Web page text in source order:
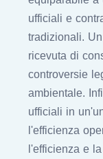
ufficiali e
tradizionali.
ricevuta di
controversie
ambientale.
ufficiali in
l'efficienza
l'efficienza e